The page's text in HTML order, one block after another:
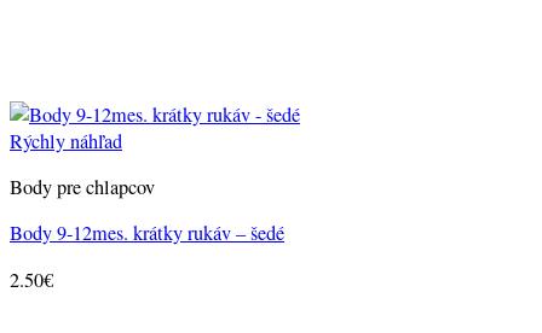
Rýchly náhľad
Body pre chlapcov
Body 9-12mes. krátky rukáv – šedé
2.50€